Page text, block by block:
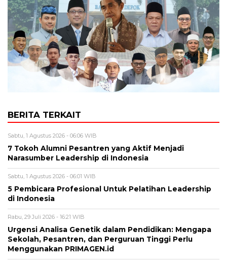
BERITA TERKAIT
Sabtu, 1 Agustus 2026 - 06:06 WIB
7 Tokoh Alumni Pesantren yang Aktif Menjadi
Narasumber Leadership di Indonesia
Sabtu, 1 Agustus 2026 - 06:01 WIB
5 Pembicara Profesional Untuk Pelatihan Leadership
di Indonesia
Rabu, 29 Juli 2026 - 16:21 WIB
Urgensi Analisa Genetik dalam Pendidikan: Mengapa
Sekolah, Pesantren, dan Perguruan Tinggi Perlu
Menggunakan PRIMAGEN.id